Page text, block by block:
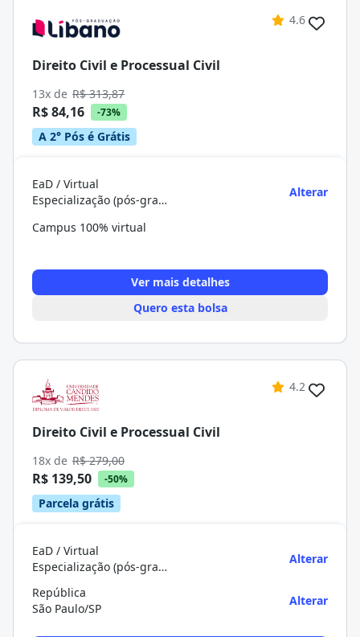
4.6
Direito Civil e Processual Civil
13x de R$ 313,87
R$ 84,16 -73%
A 2° Pós é Grátis
EaD / Virtual
Especialização (pós-graduação)
Alterar
Campus 100% virtual
Ver mais detalhes
Quero esta bolsa
4.2
Direito Civil e Processual Civil
18x de R$ 279,00
R$ 139,50 -50%
Parcela grátis
EaD / Virtual
Especialização (pós-graduação)
Alterar
República
São Paulo/SP
Alterar